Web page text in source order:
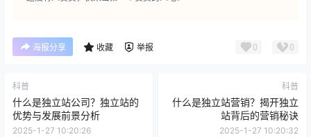
海报分享 收藏 举报 0 0
科普
什么是独立站公司？独立站的
优势与发展前景分析
2025-1-27 10:20:26
科普
什么是独立站营销？揭开独立
站背后的营销秘诀
2025-1-27 10:20:32